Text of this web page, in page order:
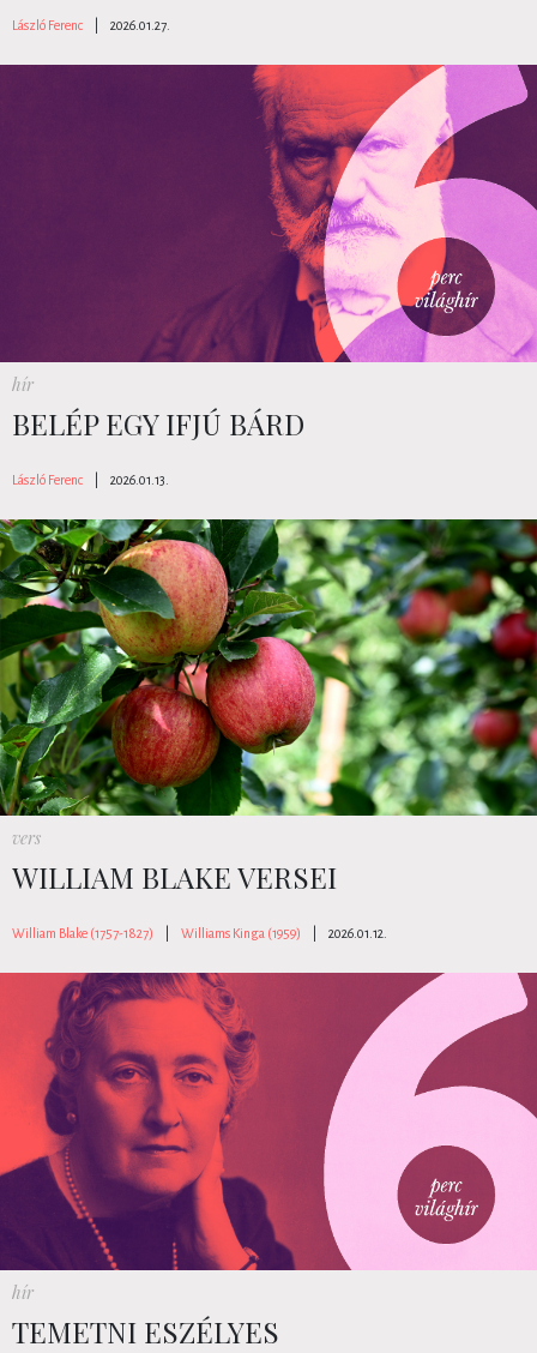
László Ferenc 2026.01.27.
hír
BELÉP EGY IFJÚ BÁRD
László Ferenc 2026.01.13.
vers
WILLIAM BLAKE VERSEI
William Blake (1757-1827) Williams Kinga (1959) 2026.01.12.
hír
TEMETNI ESZÉLYES